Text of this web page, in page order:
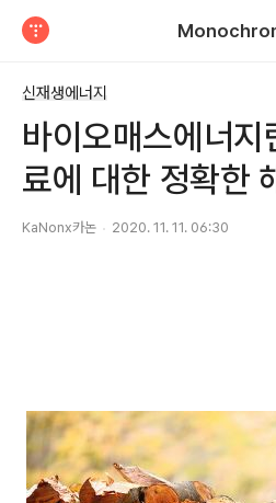
신재생에너지
바이오매스에너지
료에 대한 정확한
KaNonx카논 2020. 11. 11. 06:30